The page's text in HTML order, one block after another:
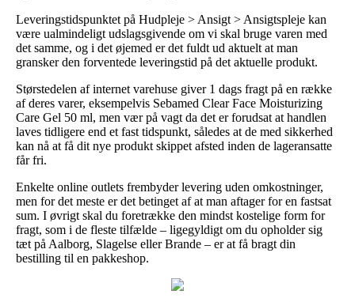
Leveringstidspunktet på Hudpleje > Ansigt > Ansigtspleje kan
være ualmindeligt udslagsgivende om vi skal bruge varen med
det samme, og i det øjemed er det fuldt ud aktuelt at man
gransker den forventede leveringstid på det aktuelle produkt.
Størstedelen af internet varehuse giver 1 dags fragt på en række
af deres varer, eksempelvis Sebamed Clear Face Moisturizing
Care Gel 50 ml, men vær på vagt da det er forudsat at handlen
laves tidligere end et fast tidspunkt, således at de med sikkerhed
kan nå at få dit nye produkt skippet afsted inden de lageransatte
får fri.
Enkelte online outlets frembyder levering uden omkostninger,
men for det meste er det betinget af at man aftager for en fastsat
sum. I øvrigt skal du foretrække den mindst kostelige form for
fragt, som i de fleste tilfælde – ligegyldigt om du opholder sig
tæt på Aalborg, Slagelse eller Brande – er at få bragt din
bestilling til en pakkeshop.